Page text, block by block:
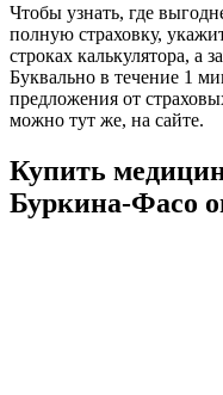
Чтобы узнать, где
полную страховку,
строках калькулятора, а
Буквально в течение 1
предложения от
можно тут же, на сайте.
Купить
Буркина-Фасо